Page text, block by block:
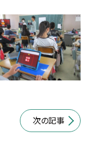
次の記事